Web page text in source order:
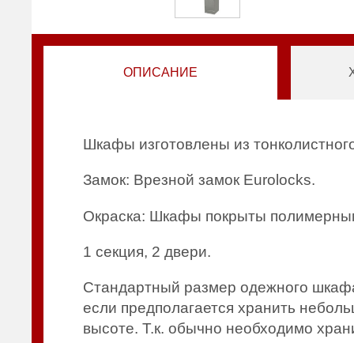
ОПИСАНИЕ
Шкафы изготовлены из
Замок: Врезной замок Eurolocks.
Окраска: Шкафы покрыты
1 секция, 2 двери.
Стандартный размер одежного
если предполагается хранить
высоте. Т.к. обычно необходимо